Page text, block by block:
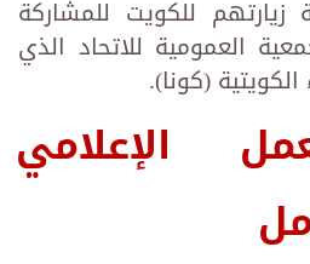
زيارتهم للكويت للمشاركة
الـ51 للجمعية العمومية للاتحاد الذي
(كونا).
الإعلامي